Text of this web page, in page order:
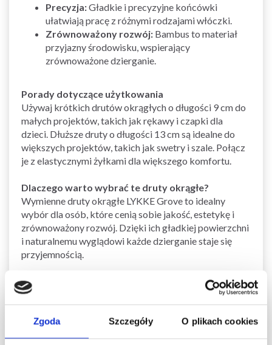
Zgoda Szczegóły O plikach cookies
Precyzja:Gładkie i precyzyjne końcówki
ułatwiają pracę z różnymi rodzajami włóczki.
Zrównoważony rozwój: Bambus to materiał
przyjazny środowisku, wspierający
zrównoważone dzierganie.
Porady dotyczące użytkowania
Używaj krótkich drutów okrągłych o długości 9 cm do
małych projektów, takich jak rękawy i czapki dla
dzieci. Dłuższe druty o długości 13 cm są idealne do
większych projektów, takich jak swetry i szale. Połącz
je z elastycznymi żyłkami dla większego komfortu.
Dlaczego warto wybrać te druty okrągłe?
Wymienne druty okrągłe LYKKE Grove to idealny
wybór dla osób, które cenią sobie jakość, estetykę i
zrównoważony rozwój. Dzięki ich gładkiej powierzchni
i naturalnemu wyglądowi każde dzierganie staje się
przyjemnością.
Zobacz podobne produkty tutaj
Zobacz wszystkie druty i szydełka tutaj
Zobacz wszystkie wzory na druty tutaj